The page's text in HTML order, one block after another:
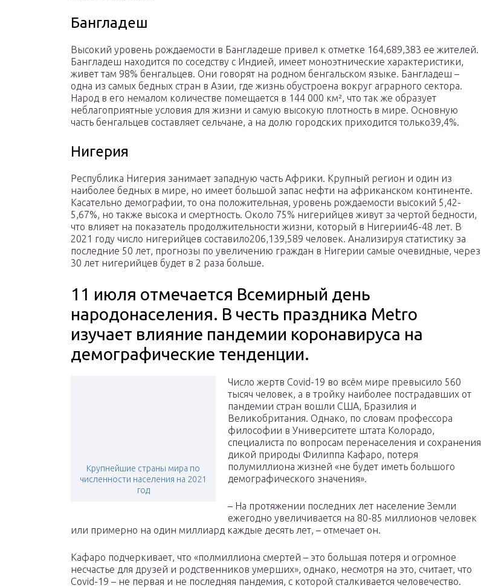
Бангладеш
Высокий уровень рождаемости в Бангладеше привел к отметке 164,689,383 ее жителей.
Бангладеш находится по соседству с Индией, имеет моноэтнические характеристики,
живет там 98% бенгальцев. Они говорят на родном бенгальском языке. Бангладеш –
одна из самых бедных стран в Азии, где жизнь обустроена вокруг аграрного сектора.
Народ в его немалом количестве помещается в 144 000 км², что так же образует
неблагоприятные условия для жизни и самую высокую плотность в мире. Основную
часть бенгальцев составляет сельчане, а на долю городских приходится только39,4%.
Нигерия
Республика Нигерия занимает западную часть Африки. Крупный регион и один из
наиболее бедных в мире, но имеет большой запас нефти на африканском континенте.
Касательно демографии, то она положительная, уровень рождаемости высокий 5,42-
5,67%, но также высока и смертность. Около 75% нигерийцев живут за чертой бедности,
что влияет на показатель продолжительности жизни, который в Нигерии46-48 лет. В
2021 году число нигерийцев составило206,139,589 человек. Анализируя статистику за
последние 50 лет, прогнозы по увеличению граждан в Нигерии самые очевидные, через
30 лет нигерийцев будет в 2 раза больше.
11 июля отмечается Всемирный день
народонаселения. В честь праздника Metro
изучает влияние пандемии коронавируса на
демографические тенденции.
Крупнейшие страны мира по
численности населения на 2021
год
Число жертв Covid-19 во всём мире превысило 560
тысяч человек, а в тройку наиболее пострадавших от
пандемии стран вошли США, Бразилия и
Великобритания. Однако, по словам профессора
философии в Университете штата Колорадо,
специалиста по вопросам перенаселения и сохранения
дикой природы Филиппа Кафаро, потеря
полумиллиона жизней «не будет иметь большого
демографического значения».
– На протяжении последних лет население Земли
ежегодно увеличивается на 80-85 миллионов человек
или примерно на один миллиард каждые десять лет, – отмечает он.
Кафаро подчеркивает, что «полмиллиона смертей – это большая потеря и огромное
несчастье для друзей и родственников умерших», однако, несмотря на это, считает, что
Covid-19 – не первая и не последняя пандемия, с которой сталкивается человечество.